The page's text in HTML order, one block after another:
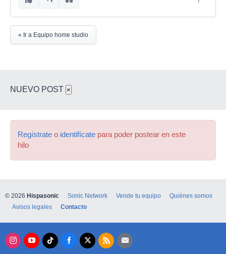
« Ir a Equipo home studio
NUEVO POST ×
Regístrate o identifícate para poder postear en este
hilo
© 2026 Hispasonic Sonic Network Vende tu equipo
Quiénes somos
Avisos legales
Contacto